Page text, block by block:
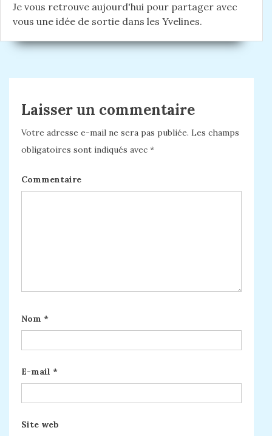
Je vous retrouve aujourd'hui pour partager avec
vous une idée de sortie dans les Yvelines.
Laisser un commentaire
Votre adresse e-mail ne sera pas publiée. Les champs
obligatoires sont indiqués avec *
Commentaire
Nom *
E-mail *
Site web